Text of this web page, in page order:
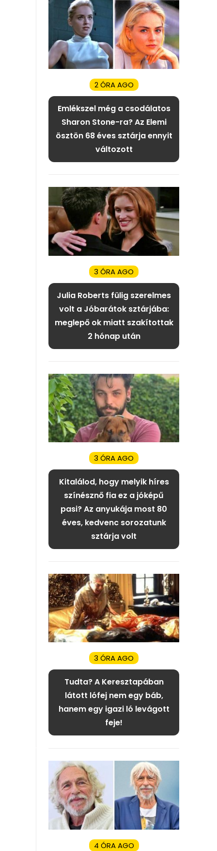
2 ÓRA AGO
Emlékszel még a csodálatos
Sharon Stone-ra? Az Elemi
ösztön 68 éves sztárja ennyit
változott
3 ÓRA AGO
Julia Roberts fülig szerelmes
volt a Jóbarátok sztárjába:
meglepő ok miatt szakítottak
2 hónap után
3 ÓRA AGO
Kitalálod, hogy melyik híres
színésznő fia ez a jóképű
pasi? Az anyukája most 80
éves, kedvenc sorozatunk
sztárja volt
3 ÓRA AGO
Tudta? A Keresztapában
látott lófej nem egy báb,
hanem egy igazi ló levágott
feje!
4 ÓRA AGO